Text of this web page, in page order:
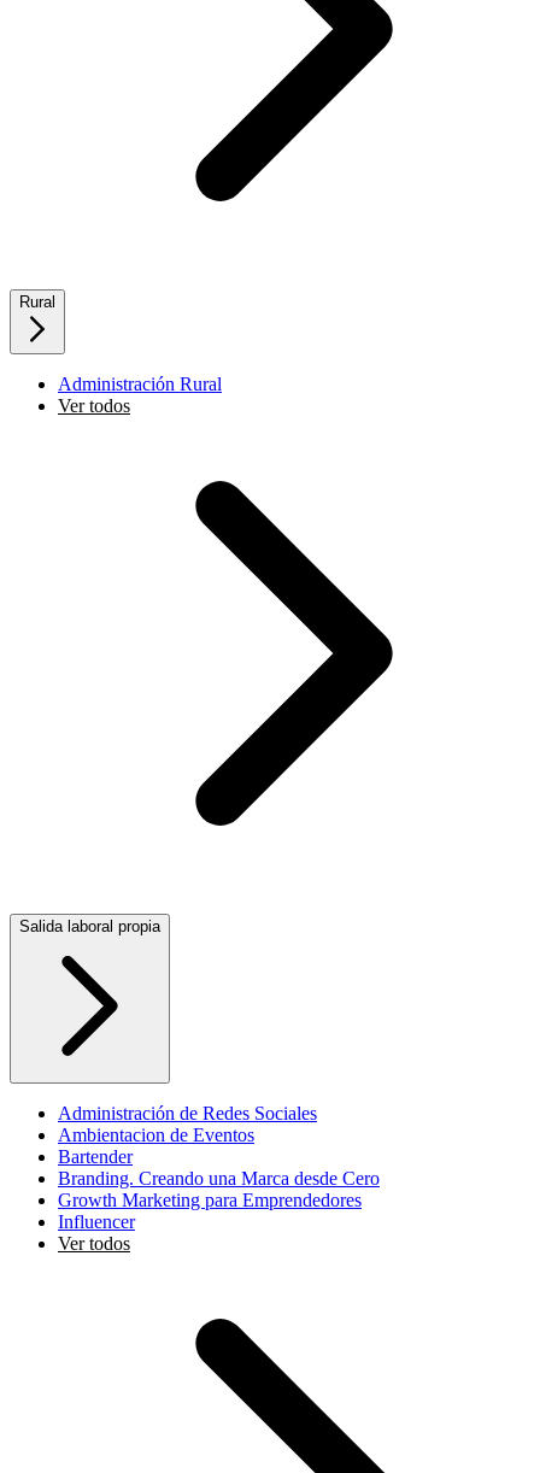
Rural
Administración Rural
Ver todos
Salida laboral propia
Administración de Redes Sociales
Ambientacion de Eventos
Bartender
Branding. Creando una Marca desde Cero
Growth Marketing para Emprendedores
Influencer
Ver todos